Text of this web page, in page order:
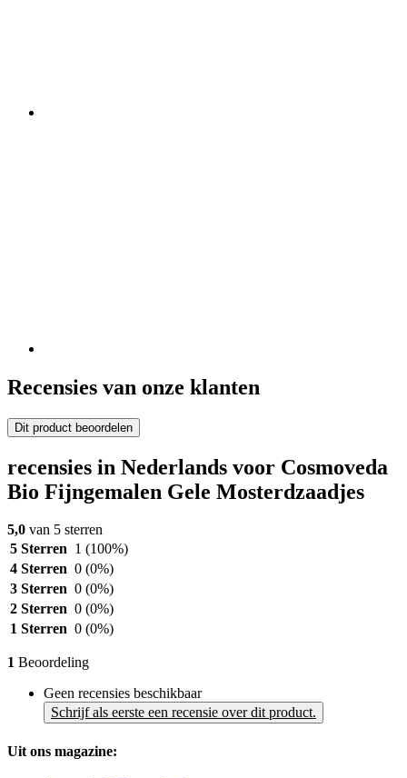
Recensies van onze klanten
Dit product beoordelen
recensies in Nederlands voor Cosmoveda
Bio Fijngemalen Gele Mosterdzaadjes
5,0 van 5 sterren
5 Sterren 1 (100%)
4 Sterren 0 (0%)
3 Sterren 0 (0%)
2 Sterren 0 (0%)
1 Sterren 0 (0%)
1 Beoordeling
Geen recensies beschikbaar
Schrijf als eerste een recensie over dit product.
Uit ons magazine: